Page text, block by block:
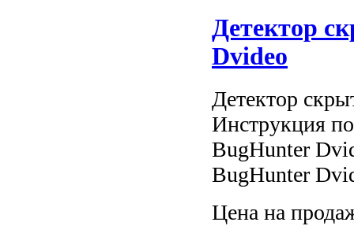
Детектор
Dvideo
Детектор
Инструкция
BugHunter
BugHunter
Цена на